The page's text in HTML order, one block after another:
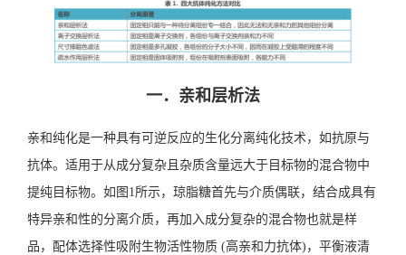
一．亲和层析法
亲和纯化是一种具有可逆反应的生化分离纯化技术，如抗原与
抗体。适用于从成分复杂且杂质含量远大于目标物的混合物中
提纯目标物。如图1所示，琼脂糖首先与介质偶联，结合成具有
特异亲和性的分离介质，再加入成分复杂的混合物也就是样
品，配体选择性吸附生物活性物质 (高亲和力抗体)，平衡液清